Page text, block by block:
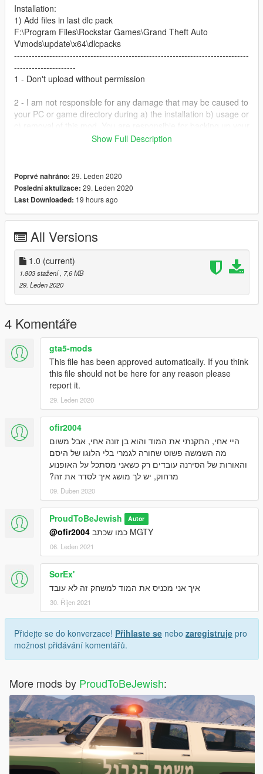
Installation:
1) Add files in last dlc pack
F:\Program Files\Rockstar Games\Grand Theft Auto
V\mods\update\x64\dlcpacks
--------------------------------------------------------------------------------
---------------------
1 - Don't upload without permission
2 - I am not responsible for any damage that may be caused to
your PC or game directory during a) the installation b) usage or
me. Clan and private packs are an exception, as long as they
stay 'private'. Correct credits must be given at ALL times.
--------------------------------------------------------------------------------
LightBar:
1)https://el.gta5-mods.com/users/juanpolice
2) https://el.gta5-mods.com/vehicles/moto-policial
Paintjob By Me.
Show Full Description
Poprvé nahráno: 29. Leden 2020
Poslední aktulizace: 29. Leden 2020
Last Downloaded: 19 hours ago
All Versions
1.0 (current)
1.803 stažení , 7,6 MB
29. Leden 2020
4 Komentáře
gta5-mods
This file has been approved automatically. If you think
this file should not be here for any reason please
report it.
29. Leden 2020
ofir2004
היי אחי, התקנתי את המוד והוא בן זונה אחי, אבל משום
מה השמשה פשוט שחורה לגמרי בלי הלוגו של היסם
והאורות של הסירנה עובדים רק כשאני מסתכל על האופנוע
מרחוק, יש לך מושג איך לסדר את זה?
09. Duben 2020
ProudToBeJewish Autor
@ofir2004 כמו שכתב MGTY
06. Leden 2021
SorEx'
איך אני מכניס את המוד למשחק זה לא עובד
30. Říjen 2021
Přidejte se do konverzace! Přihlaste se nebo zaregistruje pro
možnost přidávání komentářů.
More mods by ProudToBeJewish: